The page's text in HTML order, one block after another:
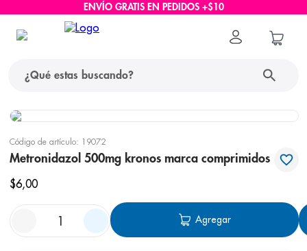
ENVÍO GRATIS EN PEDIDOS +$10
Código de artículo: 19072
Metronidazol 500mg kronos marca comprimidos
$6,00
Agregar
términos más buscados
1. protector solar
2.
3. eucerin
cerave